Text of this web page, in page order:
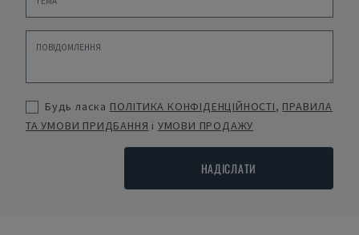
Будь ласка ПОЛІТИКА КОНФІДЕНЦІЙНОСТІ, ПРАВИЛА
ТА УМОВИ ПРИДБАННЯ і УМОВИ ПРОДАЖУ
НАДІСЛАТИ